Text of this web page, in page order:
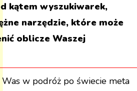
kątem wyszukiwarek,
narzędzie, które może
oblicze Waszej
Was w podróż po świecie meta